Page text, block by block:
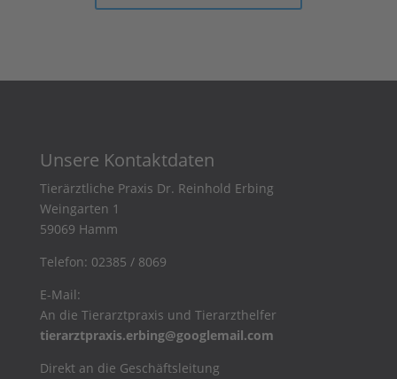
Unsere Kontaktdaten
Tierärztliche Praxis Dr. Reinhold Erbing
Weingarten 1
59069 Hamm
Telefon: 02385 / 8069
E-Mail:
An die Tierarztpraxis und Tierarzthelfer
tierarztpraxis.erbing@googlemail.com
Direkt an die Geschäftsleitung